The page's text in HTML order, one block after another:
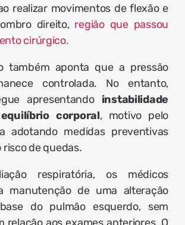
realizar movimentos de flexão e
direito, região que passou
cirúrgico.
também aponta que a pressão
controlada. No entanto,
apresentando instabilidade
corporal, motivo pelo
adotando medidas preventivas
risco de quedas.
respiratória, os médicos
manutenção de uma alteração
do pulmão esquerdo, sem